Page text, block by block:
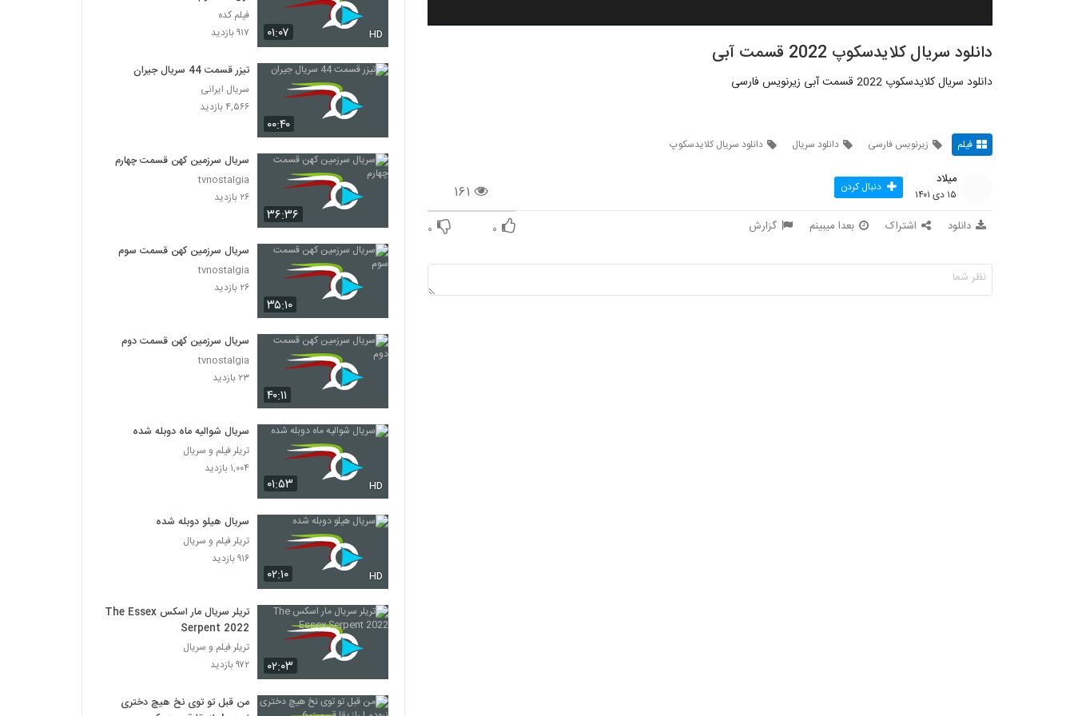
دانلود سریال کلایدسکوپ 2022 قسمت آبی
دانلود سریال کلایدسکوپ 2022 قسمت آبی زیرنویس فارسی
فیلم زیرنویس فارسی دانلود سریال دانلود سریال کلایدسکوپ
۱۶۱
میلاد
۱۵ دی ۱۴۰۱ دنبال کردن
دانلود اشتراک بعدا میبینم گزارش ۰ ۰
۰۱:۰۷ HD
فیلم کده
۹۱۷ بازدید
۰۰:۴۰
تیزر قسمت 44 سریال جیران
سریال ایرانی
۴,۵۶۶ بازدید
۳۶:۳۶
سریال سرزمین کهن قسمت چهارم
tvnostalgia
۲۶ بازدید
۳۵:۱۰
سریال سرزمین کهن قسمت سوم
tvnostalgia
۲۶ بازدید
۴۰:۱۱
سریال سرزمین کهن قسمت دوم
tvnostalgia
۲۳ بازدید
۰۱:۵۳ HD
سریال شوالیه ماه دوبله شده
تریلر فیلم و سریال
۱,۰۰۴ بازدید
۰۲:۱۰ HD
سریال هیلو دوبله شده
تریلر فیلم و سریال
۹۱۶ بازدید
۰۲:۰۳
تریلر سریال مار اسکس The Essex
Serpent 2022
تریلر فیلم و سریال
۹۷۲ بازدید
من قبل تو توی نخ هیچ دختری